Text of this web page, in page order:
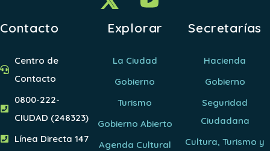
Contacto
Centro de
Contacto
0800-222-
CIUDAD (248323)
Línea Directa 147
Explorar
La Ciudad
Gobierno
Turismo
Gobierno Abierto
Agenda Cultural
Secretarías
Hacienda
Gobierno
Seguridad
Ciudadana
Cultura, Turismo y